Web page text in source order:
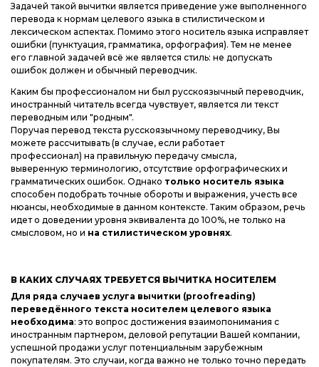
Задачей такой вычитки является приведение уже выполненного
перевода к нормам целевого языка в стилистическом и
лексическом аспектах. Помимо этого носитель языка исправляет
ошибки (пунктуация, грамматика, орфография). Тем не менее
его главной задачей всё же является стиль: не допускать
ошибок должен и обычный переводчик.
Каким бы профессионалом ни был русскоязычный переводчик,
иностранный читатель всегда чувствует, является ли текст
переводным или "родным".
Поручая перевод текста русскоязычному переводчику, Вы
можете рассчитывать (в случае, если работает
профессионал) на правильную передачу смысла,
выверенную терминологию, отсутствие орфографических и
грамматических ошибок. Однако только носитель языка
способен подобрать точные обороты и выражения, учесть все
нюансы, необходимые в данном контексте. Таким образом, речь
идет о доведении уровня эквивалента до 100%, не только на
смысловом, но и на стилистическом уровнях.
В КАКИХ СЛУЧАЯХ ТРЕБУЕТСЯ ВЫЧИТКА НОСИТЕЛЕМ
Для ряда случаев услуга вычитки (proofreading)
переведённого текста носителем целевого языка
необходима: это вопрос достижения взаимопонимания с
иностранным партнером, деловой репутации Вашей компании,
успешной продажи услуг потенциальным зарубежным
покупателям. Это случаи, когда важно не только точно передать